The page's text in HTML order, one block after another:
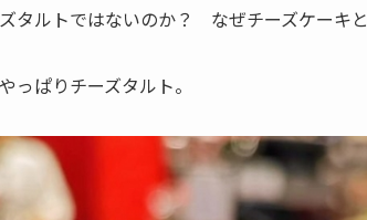
タルトではないのか？ なぜチーズケーキ
っぱりチーズタルト。